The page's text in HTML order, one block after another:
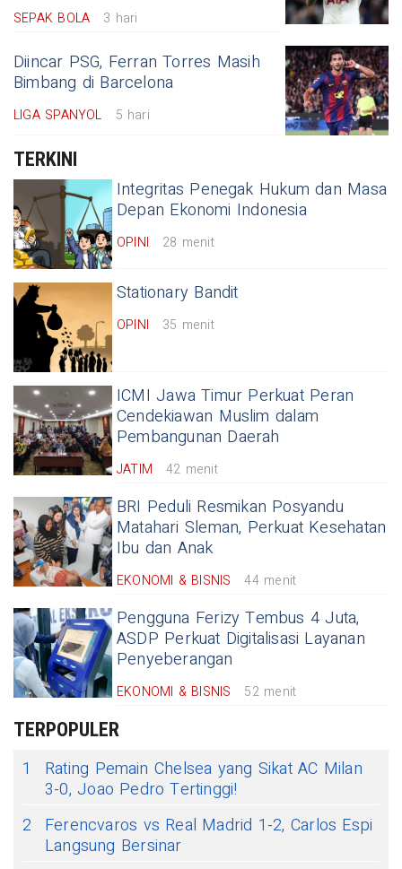
SEPAK BOLA 3 hari
Diincar PSG, Ferran Torres Masih
Bimbang di Barcelona
LIGA SPANYOL 5 hari
TERKINI
Integritas Penegak Hukum dan Masa
Depan Ekonomi Indonesia
OPINI 28 menit
Stationary Bandit
OPINI 35 menit
ICMI Jawa Timur Perkuat Peran
Cendekiawan Muslim dalam
Pembangunan Daerah
JATIM 42 menit
BRI Peduli Resmikan Posyandu
Matahari Sleman, Perkuat Kesehatan
Ibu dan Anak
EKONOMI & BISNIS 44 menit
Pengguna Ferizy Tembus 4 Juta,
ASDP Perkuat Digitalisasi Layanan
Penyeberangan
EKONOMI & BISNIS 52 menit
TERPOPULER
1
Rating Pemain Chelsea yang Sikat AC Milan
3-0, Joao Pedro Tertinggi!
2
Ferencvaros vs Real Madrid 1-2, Carlos Espi
Langsung Bersinar